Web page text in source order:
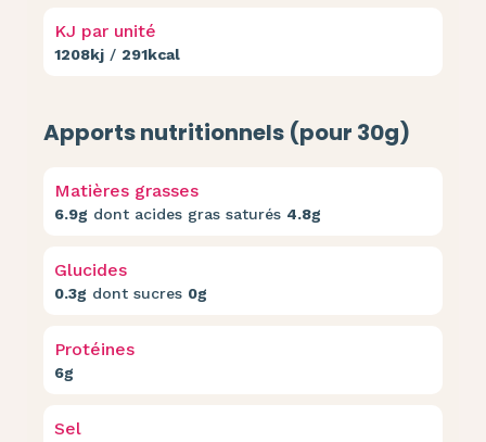
KJ par unité
1208kj / 291kcal
Apports nutritionnels (pour 30g)
Matières grasses
6.9g dont acides gras saturés 4.8g
Glucides
0.3g dont sucres 0g
Protéines
6g
Sel